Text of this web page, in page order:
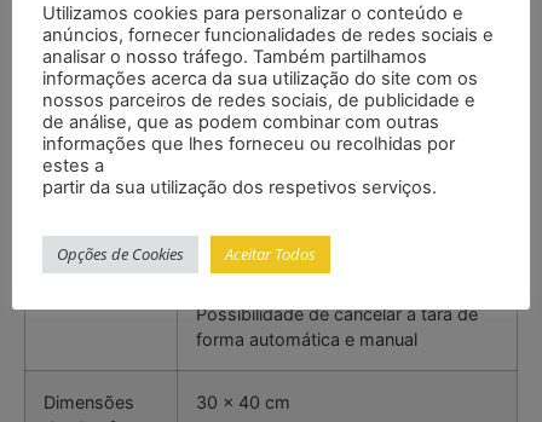
Valor de
verificação
50 g
Classe de
verificação
M III
Carga mínima 1 kg
Faixa de tara
Múltipla tara em toda a faixa de
Possibilidade de cancelar a tara de
forma automática e manual
Dimensões
30 x 40 cm
Utilizamos cookies para personalizar o conteúdo e
anúncios, fornecer funcionalidades de redes sociais e
analisar o nosso tráfego. Também partilhamos
informações acerca da sua utilização do site com os
nossos parceiros de redes sociais, de publicidade e
de análise, que as podem combinar com outras
informações que lhes forneceu ou recolhidas por
estes a
partir da sua utilização dos respetivos serviços.
Opções de Cookies Aceitar Todos